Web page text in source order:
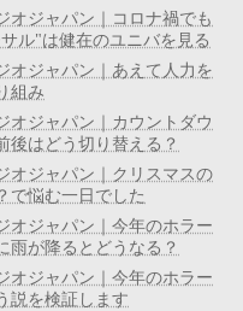
オジャパン｜コロナ禍でも
ル"は健在のユニバを見る
オジャパン｜あえて人力を
組み
オジャパン｜カウントダウ
後はどう切り替える？
オジャパン｜クリスマスの
で悩む一日でした
オジャパン｜今年のホラー
雨が降るとどうなる？
オジャパン｜今年のホラー
説を検証します